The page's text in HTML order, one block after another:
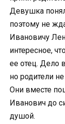
Девушка
поэтому не
Ивановичу
интересное,
ее отец. Дело
но родители
Они вместе
Иванович до
душой.